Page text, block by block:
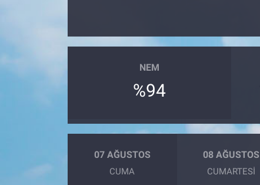
NEM
%94
07 AĞUSTOS
CUMA
08 AĞUSTOS
CUMARTESI